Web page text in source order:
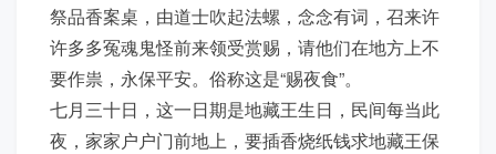
祭品香案桌，由道士吹起法螺，念念有词，召来许
许多多冤魂鬼怪前来领受赏赐，请他们在地方上不
要作祟，永保平安。俗称这是“赐夜食”。
七月三十日，这一日期是地藏王生日，民间每当此
夜，家家户户门前地上，要插香烧纸钱求地藏王保